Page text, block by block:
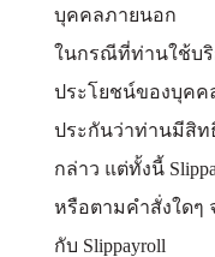
บุคคลภายนอก
ในกรณีที่ท่านใช้บริ
ประโยชน์ของบุคค
ประกันว่าท่านมีสิท
กล่าว แต่ทั้งนี้
หรือตามคำสั่งใด
กับ Slippayroll